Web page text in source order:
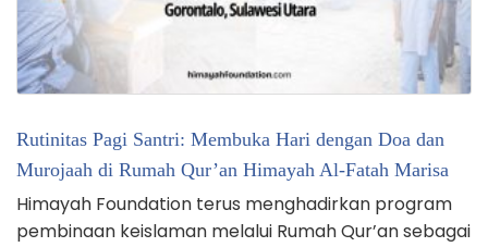
Rutinitas Pagi Santri: Membuka Hari dengan Doa dan
Murojaah di Rumah Qur’an Himayah Al-Fatah Marisa
Himayah Foundation terus menghadirkan program
pembinaan keislaman melalui Rumah Qur’an sebagai